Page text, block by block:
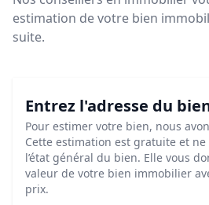
estimation de votre bien
suite.
Entrez l'adresse du
Pour estimer votre bien, nous
Cette estimation est gratuite et
l’état général du bien. Elle vous
valeur de votre bien immobilier
prix.